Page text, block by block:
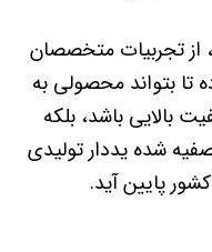
، از تجربیات متخصصان
تا بتواند محصولی به
بالایی باشد، بلکه
شده یددار تولیدی
پایین آید.